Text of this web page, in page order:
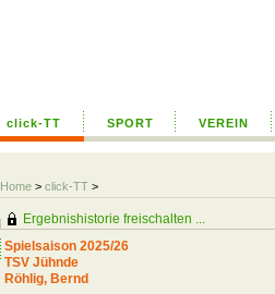
click-TT SPORT VEREIN
Home > click-TT >
Ergebnishistorie freischalten ...
Spielsaison 2025/26
TSV Jühnde
Röhlig, Bernd